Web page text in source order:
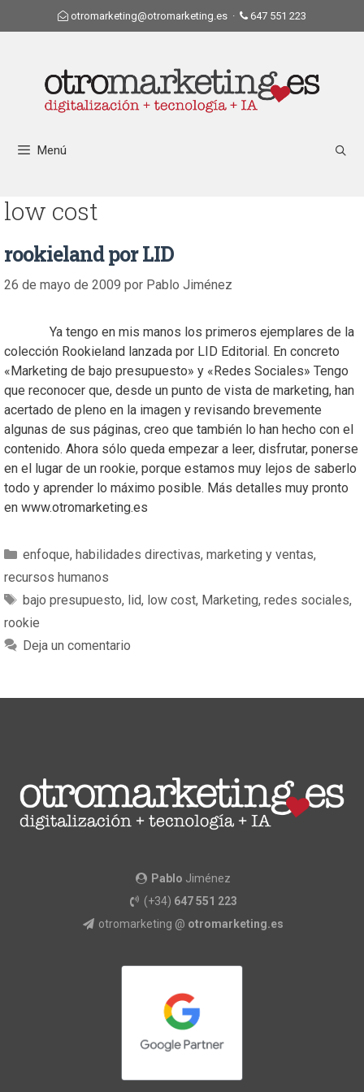
otromarketing@otromarketing.es · 647 551 223
Menú
low cost
rookieland por LID
26 de mayo de 2009 por Pablo Jiménez
Ya tengo en mis manos los primeros ejemplares de la
colección Rookieland lanzada por LID Editorial. En concreto
«Marketing de bajo presupuesto» y «Redes Sociales» Tengo
que reconocer que, desde un punto de vista de marketing, han
acertado de pleno en la imagen y revisando brevemente
algunas de sus páginas, creo que también lo han hecho con el
contenido. Ahora sólo queda empezar a leer, disfrutar, ponerse
en el lugar de un rookie, porque estamos muy lejos de saberlo
todo y aprender lo máximo posible. Más detalles muy pronto
en www.otromarketing.es
enfoque, habilidades directivas, marketing y ventas,
recursos humanos
bajo presupuesto, lid, low cost, Marketing, redes sociales,
rookie
Deja un comentario
Pablo Jiménez
(+34) 647 551 223
otromarketing @ otromarketing.es